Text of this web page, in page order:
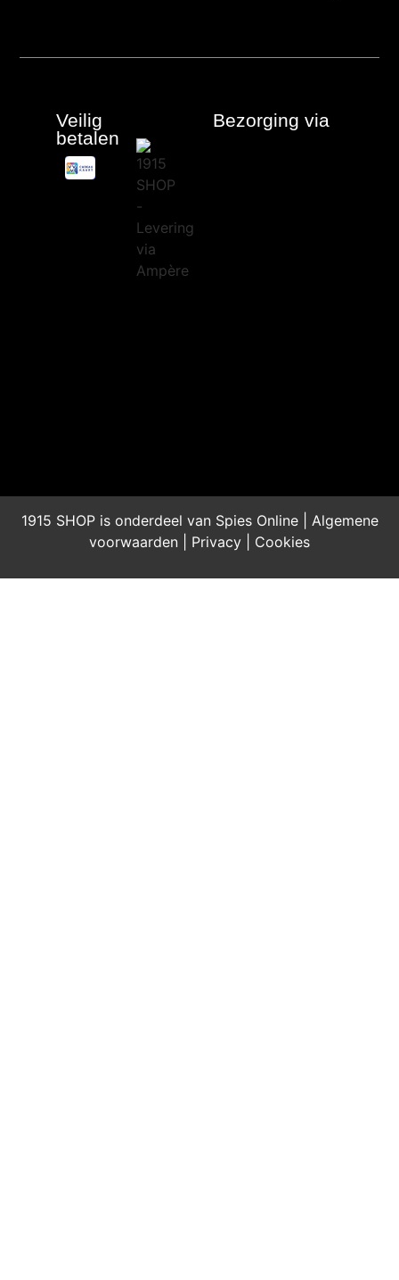
Veilig
betalen
Bezorging via
1915 SHOP is onderdeel van Spies Online | Algemene
voorwaarden
Privacy Cookies